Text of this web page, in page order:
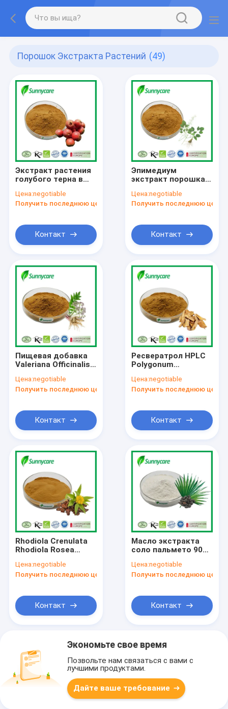
Порошок Экстракта Растений (49)
Экстракт растения
голубого терна в
5% Флавоны 5%
Экстракт листьев
Цена:negotiable
Получить последнюю цену
Контакт
Эпимедиум
экстракт порошка
98% Cas 489-32-7
Цена:negotiable
Получить последнюю цену
Контакт
Пищевая добавка
Valeriana Officinalis
Валериановая
кислота 0,3% 0,8%
Цена:negotiable
Получить последнюю цену
Контакт
Ресвератрол HPLC
Polygonum
экстракт в порошке
50% 98% CAS 501-36-
Цена:negotiable
Получить последнюю цену
Контакт
Rhodiola Crenulata
Rhodiola Rosea
Розавины 3% - 5%
Салидрозид 1% -
Цена:negotiable
Получить последнюю цену
Контакт
Масло экстракта
соло пальмето 90%
экстракт соло
пальмето порошок
Цена:negotiable
Получить последнюю цену
Контакт
Экономьте свое время
Позвольте нам связаться с вами с
лучшими продуктами.
Дайте ваше требование